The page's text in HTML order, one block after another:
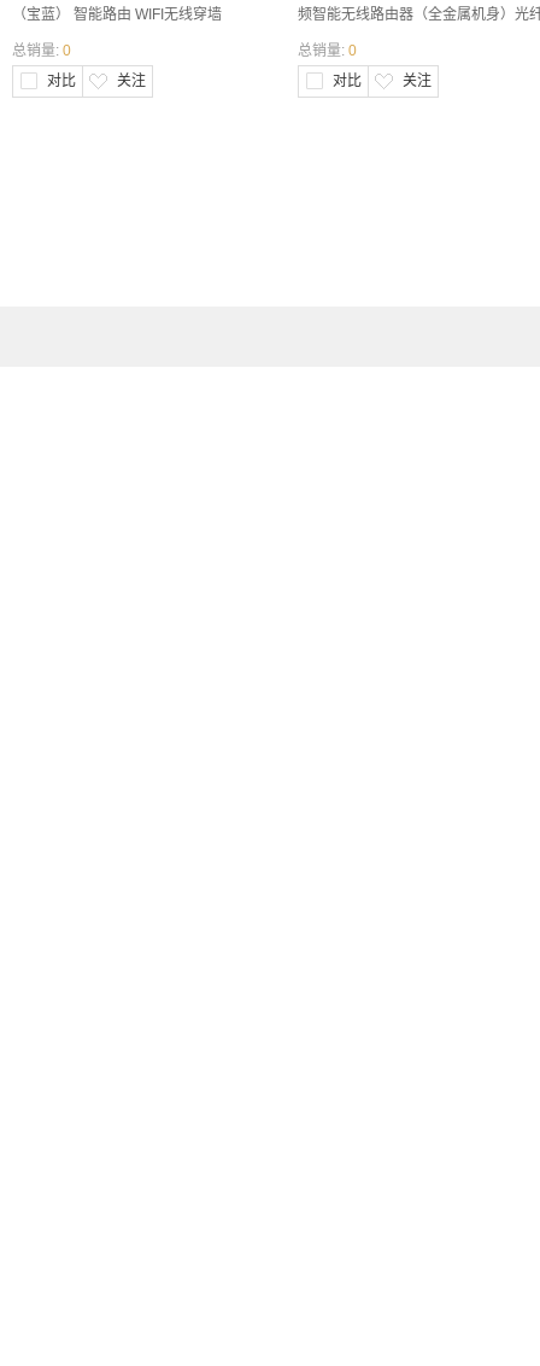
（宝蓝） 智能路由 WIFI无线穿墙
总销量: 0
对比
关注
频智能无线路由器（全金属机身）光
带大户型穿墙
总销量: 0
对比
关注